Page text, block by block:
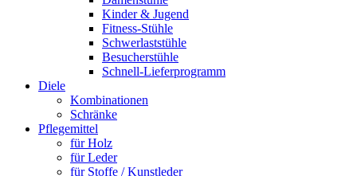
Kinder & Jugend
Fitness-Stühle
Schwerlaststühle
Besucherstühle
Schnell-Lieferprogramm
Diele
Kombinationen
Schränke
Pflegemittel
für Holz
für Leder
für Stoffe / Kunstleder